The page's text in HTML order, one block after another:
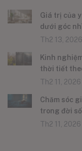
Giá trị của
dưới góc
Th2 13, 2026
Kinh
thời tiết
Th2 11, 2026
Chăm sóc
trong đời
Th2 11, 2026